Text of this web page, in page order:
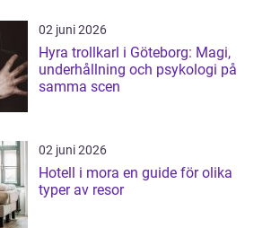
02 juni 2026
Hyra trollkarl i Göteborg: Magi,
underhållning och psykologi på
samma scen
02 juni 2026
Hotell i mora en guide för olika
typer av resor